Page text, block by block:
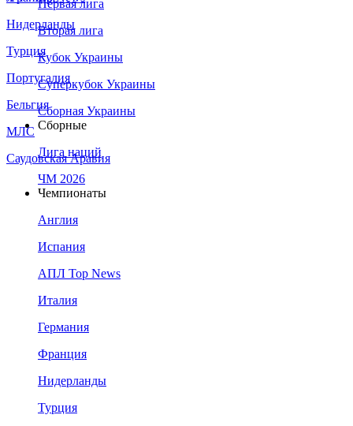
Нидерланды
Турция
Португалия
Бельгия
МЛС
Саудовская Аравия
Первая лига
Вторая лига
Кубок Украины
Суперкубок Украины
Сборная Украины
Сборные
Лига наций
ЧМ 2026
Чемпионаты
Англия
Испания
АПЛ Top News
Италия
Германия
Франция
Нидерланды
Турция